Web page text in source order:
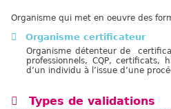
Organisme qui met en oeuvre des
Organisme certificateur
Organisme détenteur de
professionnels, CQP, certificats,
d’un individu à l’issue d’une
Types de validations